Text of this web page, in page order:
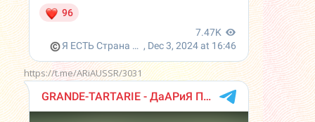
https://t.me/ARiAUSSR/3031